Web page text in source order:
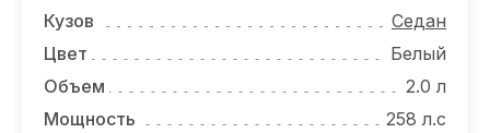
О КОМПАНИИ
КОНТАКТЫ
Кузов
Седан
Цвет
Белый
Объем
2.0 л
Мощность
258 л.с